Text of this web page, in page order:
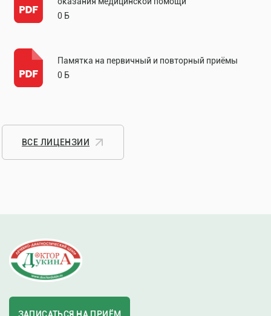
0 Б
Памятка на первичный и повторный приёмы
0 Б
ВСЕ ЛИЦЕНЗИИ